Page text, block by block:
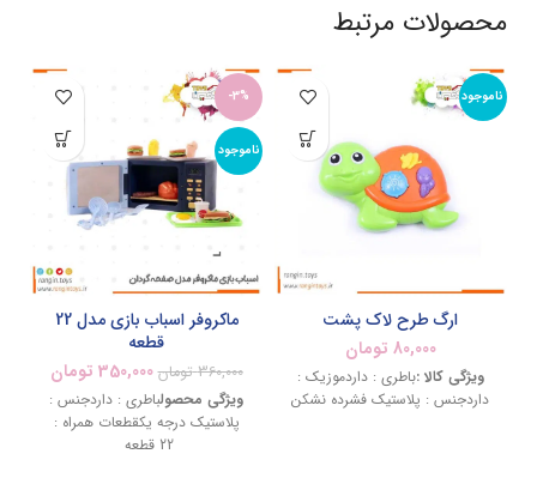
محصولات مرتبط
ناموجود
ارگ طرح لاک پشت
80,000 تومان
ویژگی کالا :باطری : داردموزیک :
داردجنس : پلاستیک فشرده نشکن
-3%
ناموجود
ماکروفر اسباب بازی مدل 22
قطعه
360,000 تومان 350,000 تومان
ویژگی محصولباطری : داردجنس :
پلاستیک درجه یکقطعات همراه :
22 قطعه